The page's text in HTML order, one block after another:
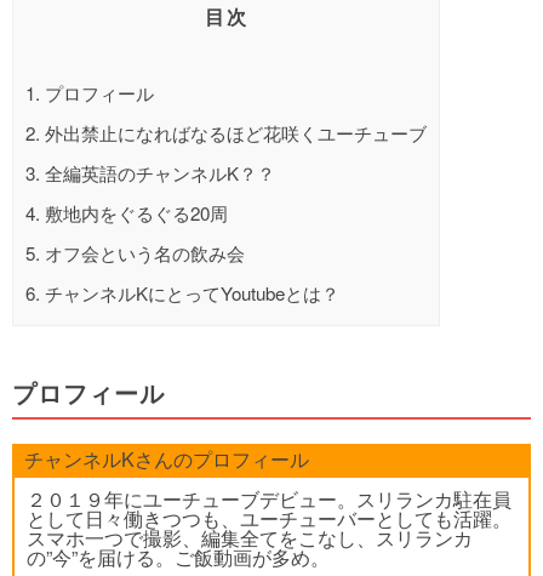
目次
1. プロフィール
2. 外出禁止になればなるほど花咲くユーチューブ
3. 全編英語のチャンネルK？？
4. 敷地内をぐるぐる20周
5. オフ会という名の飲み会
6. チャンネルKにとってYoutubeとは？
プロフィール
チャンネルKさんのプロフィール
２０１９年にユーチューブデビュー。スリランカ駐在員
として日々働きつつも、ユーチューバーとしても活躍。
スマホ一つで撮影、編集全てをこなし、スリランカ
の”今”を届ける。ご飯動画が多め。